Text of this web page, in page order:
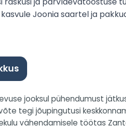
Joonia saartel ja
jooksul pühendumust
tegi jõupingutusi
vähendamisele töötas